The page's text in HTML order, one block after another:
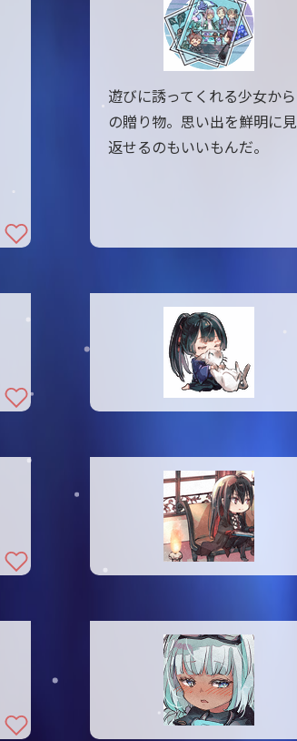
遊びに誘ってくれる少女から
の贈り物。思い出を鮮明に見
返せるのもいいもんだ。